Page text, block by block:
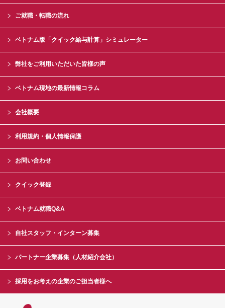
ご就職・転職の流れ
ベトナム版「クイック給与計算」シミュレーター
弊社をご利用いただいた皆様の声
ベトナム現地の最新情報コラム
会社概要
利用規約・個人情報保護
お問い合わせ
クイック登録
ベトナム就職Q&A
自社スタッフ・インターン募集
パートナー企業募集（人材紹介会社）
採用をお考えの企業のご担当者様へ